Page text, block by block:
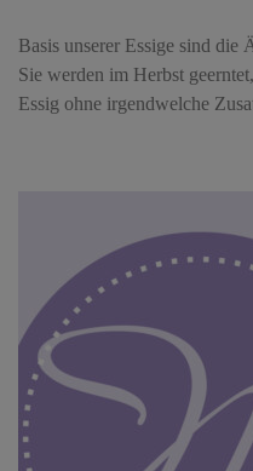
Basis unserer Essige sind die
Sie werden im Herbst
Essig ohne irgendwelche